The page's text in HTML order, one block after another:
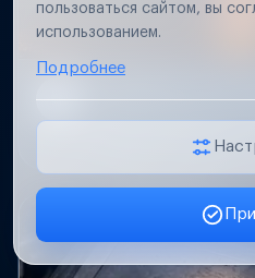
Проверим проводку и
освещение прицепа.
пользоваться сайтом, вы
использованием.
Подробнее
Заявка